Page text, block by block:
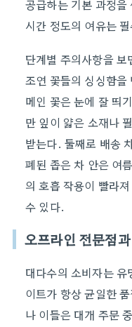
공급하는 기본 과정
시간 정도의 여유는
단계별 주의사항을
조연 꽃들의 싱싱함
메인 꽃은 눈에 잘 띄
만 잎이 얇은 소재나
받는다. 둘째로 배송
폐된 좁은 차 안은 여
의 호흡 작용이 빨라
수 있다.
오프라인 전문점
대다수의 소비자는
이트가 항상 균일한
나 이들은 대개 주문